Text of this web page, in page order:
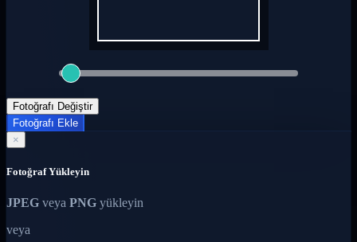
Fotoğrafı Değiştir
Fotoğrafı Ekle
×
Fotoğraf Yükleyin
JPEG veya PNG yükleyin
veya